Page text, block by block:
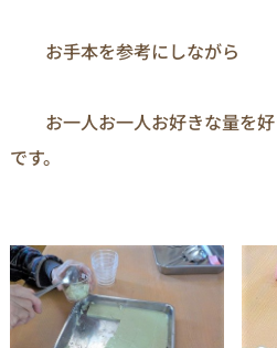
お手本を参考にしながら
お一人お一人お好きな量を好
です。